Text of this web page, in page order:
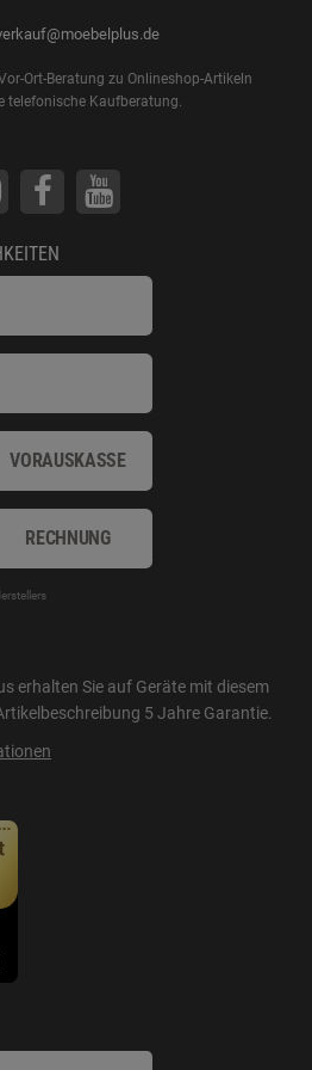
Ort-Beratung zu Onlineshop-Artikeln
telefonische Kaufberatung.
VORAUSKASSE
RECHNUNG
erhalten Sie auf Geräte mit diesem
5 Jahre Garantie.